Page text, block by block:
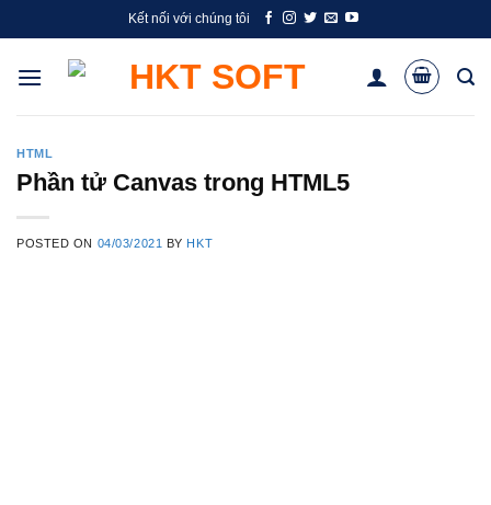
to
content
Kết nối với chúng tôi
HTML
Phần tử Canvas trong HTML5
POSTED ON 04/03/2021 BY HKT